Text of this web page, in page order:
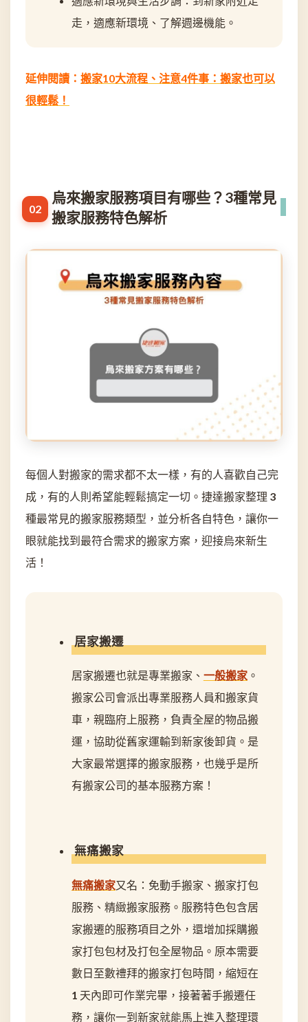
走，適應新環境、了解週邊機能。
延伸閱讀： 搬家10大流程、注意4件事：搬家也可以
很輕鬆！
烏來搬家服務項目有哪些？3種常見
搬家服務特色解析
每個人對搬家的需求都不太一樣，有的人喜歡自己完
成，有的人則希望能輕鬆搞定一切。捷達搬家整理 3
種最常見的搬家服務類型，並分析各自特色，讓你一
眼就能找到最符合需求的搬家方案，迎接烏來新生
活！
居家搬遷
居家搬遷也就是專業搬家、 一般搬家。
搬家公司會派出專業服務人員和搬家貨
車，親臨府上服務，負責全屋的物品搬
運，協助從舊家運輸到新家後卸貨。是
大家最常選擇的搬家服務，也幾乎是所
有搬家公司的基本服務方案！
無痛搬家
無痛搬家又名：免動手搬家、搬家打包
服務、精緻搬家服務。服務特色包含居
家搬遷的服務項目之外，還增加採購搬
家打包包材及打包全屋物品。原本需要
數日至數禮拜的搬家打包時間，縮短在
1 天內即可作業完畢，接著著手搬遷任
務，讓你一到新家就能馬上進入整理環